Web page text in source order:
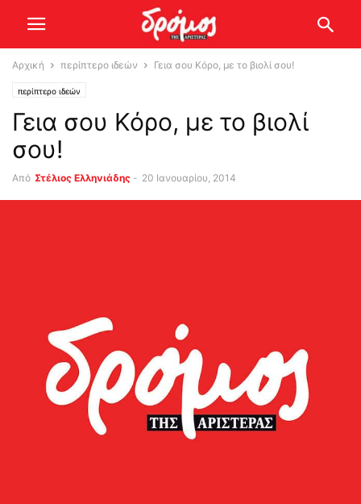
Αρχική περίπτερο ιδεών Γεια σου Κόρο, με το βιολί σου!
περίπτερο ιδεών
Γεια σου Κόρο, με το βιολί
σου!
Από Στέλιος Ελληνιάδης - 20 Ιανουαρίου, 2014